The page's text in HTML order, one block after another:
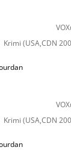
Krimi (USA,CDN
Krimi (USA,CDN